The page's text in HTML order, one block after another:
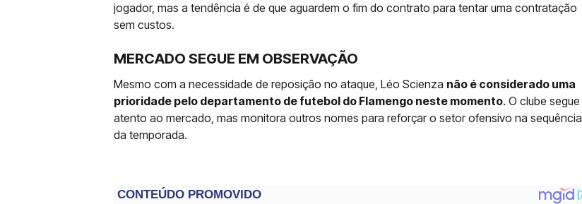
jogador, mas a tendência é de que aguardem o fim do contrato para tentar uma contratação
sem custos.
MERCADO SEGUE EM OBSERVAÇÃO
Mesmo com a necessidade de reposição no ataque, Léo Scienza não é considerado uma
prioridade pelo departamento de futebol do Flamengo neste momento. O clube segue
atento ao mercado, mas monitora outros nomes para reforçar o setor ofensivo na sequência
da temporada.